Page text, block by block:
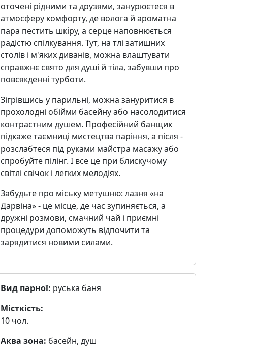
оточені рідними та друзями, занурюєтеся в
атмосферу комфорту, де волога й ароматна
пара пестить шкіру, а серце наповнюється
радістю спілкування. Тут, на тлі затишних
столів і м'яких диванів, можна влаштувати
справжнє свято для душі й тіла, забувши про
повсякденні турботи.
Зігрівшись у парильні, можна зануритися в
прохолодні обійми басейну або насолодитися
контрастним душем. Професійний банщик
підкаже таємниці мистецтва паріння, а після -
розслабтеся під руками майстра масажу або
спробуйте пілінг. І все це при блискучому
світлі свічок і легких мелодіях.
Забудьте про міську метушню: лазня «на
Дарвіна» - це місце, де час зупиняється, а
дружні розмови, смачний чай і приємні
процедури допоможуть відпочити та
зарядитися новими силами.
Вид парної: руська баня
Місткість:
10 чол.
Аква зона: басейн, душ